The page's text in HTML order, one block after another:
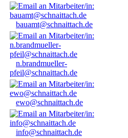
bauamt@schnaittach.de
n.brandmueller-
pfeil@schnaittach.de
ewo@schnaittach.de
info@schnaittach.de